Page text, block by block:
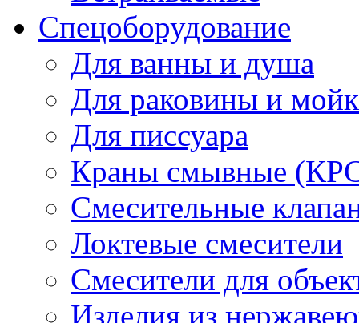
Спецоборудование
Для ванны и душа
Для раковины и
Для писсуара
Краны смывные
Смесительные
Локтевые смесители
Смесители для
Изделия из